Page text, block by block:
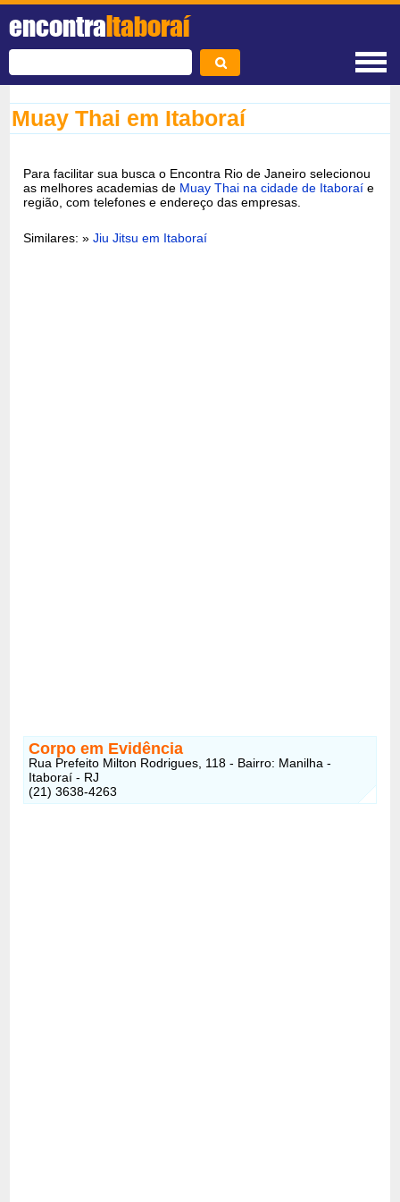
encontraItaboraí
Muay Thai em Itaboraí
Para facilitar sua busca o Encontra Rio de Janeiro selecionou
as melhores academias de Muay Thai na cidade de Itaboraí e
região, com telefones e endereço das empresas.
Similares: »Jiu Jitsu em Itaboraí
Corpo em Evidência
Rua Prefeito Milton Rodrigues, 118 - Bairro: Manilha -
Itaboraí - RJ
(21) 3638-4263